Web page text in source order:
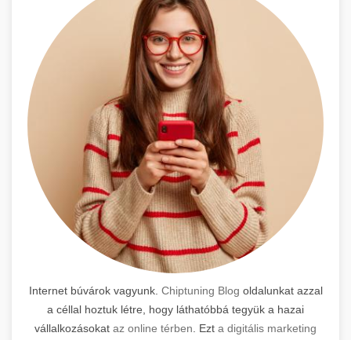
Internet búvárok vagyunk. Chiptuning Blog oldalunkat azzal
a céllal hoztuk létre, hogy láthatóbbá tegyük a hazai
vállalkozásokat az online térben . Ezt a digitális marketing